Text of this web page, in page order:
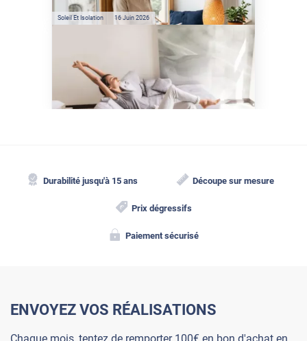
Soleil Et Isolation 16 Juin 2026
Comment protéger sa
maison de la chaleur sans
climatisation ?
Durabilité jusqu'à 15 ans Découpe sur mesure
Prix dégressifs
Paiement sécurisé
ENVOYEZ VOS RÉALISATIONS
Chaque mois, tentez de remporter 100€ en bon d'achat en